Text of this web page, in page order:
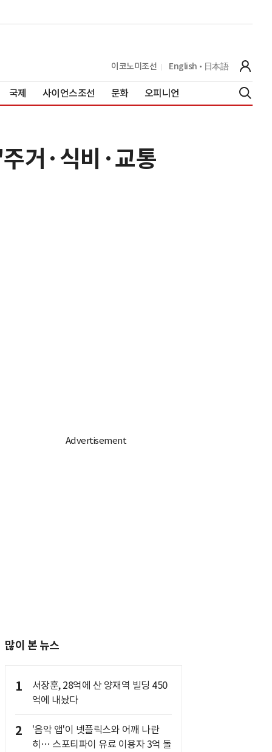
이코노미조선 English 日本語
국제 사이언스조선 문화 오피니언
거·식비·교통
많이 본 뉴스
1
서장훈, 28억에 산 양재역 빌딩 450
억에 내놨다
2
'음악 앱'이 넷플릭스와 어깨 나란
히… 스포티파이 유료 이용자 3억 돌